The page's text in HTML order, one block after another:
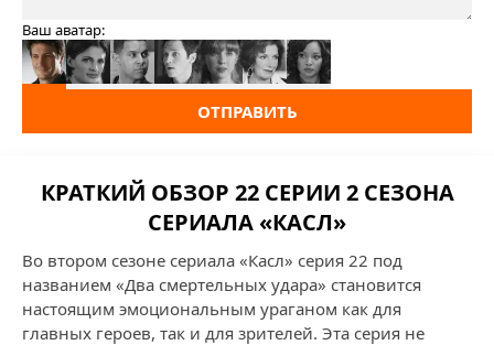
Ваш аватар:
ОТПРАВИТЬ
КРАТКИЙ ОБЗОР 22 СЕРИИ 2 СЕЗОНА
СЕРИАЛА «КАСЛ»
Во втором сезоне сериала «Касл» серия 22 под
названием «Два смертельных удара» становится
настоящим эмоциональным ураганом как для
главных героев, так и для зрителей. Эта серия не